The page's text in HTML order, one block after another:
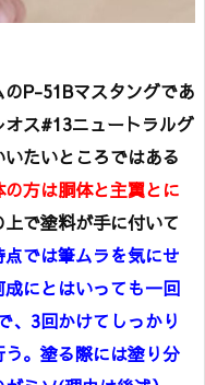
P-51Bマスタングであ
ス#13ニュートラルグ
たいところではある
方は胴体と主翼とに
で塗料が手に付いて
では筆ムラを気にせ
にとはいっても一回
、3回かけてしっかり
。塗る際には塗り分